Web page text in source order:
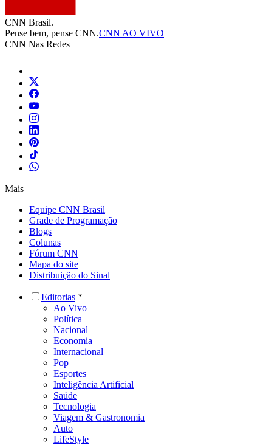
CNN Brasil.
Pense bem, pense CNN.CNN AO VIVO
CNN Nas Redes
Mais
Equipe CNN Brasil
Grade de Programação
Blogs
Colunas
Fórum CNN
Mapa do site
Distribuição do Sinal
Editorias
Ao Vivo
Política
Nacional
Economia
Internacional
Pop
Esportes
Inteligência Artificial
Saúde
Tecnologia
Viagem & Gastronomia
Auto
LifeStyle